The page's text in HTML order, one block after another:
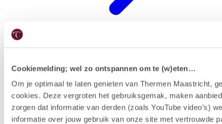
Cookiemelding; wel zo ontspannen om te (w)eten…
Om je optimaal te laten genieten van Thermen Maastricht,
cookies. Deze vergroten het gebruiksgemak, maken
zorgen dat informatie van derden (zoals YouTube video’s)
informatie over jouw gebruik van onze site met vertrouwde
Restaurants